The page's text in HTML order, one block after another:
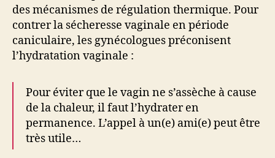
des mécanismes de régulation thermique. Pour
contrer la sécheresse vaginale en période
caniculaire, les gynécologues préconisent
l’hydratation vaginale :
Pour éviter que le vagin ne s’assèche à cause
de la chaleur, il faut l’hydrater en
permanence. L’appel à un(e) ami(e) peut être
très utile…